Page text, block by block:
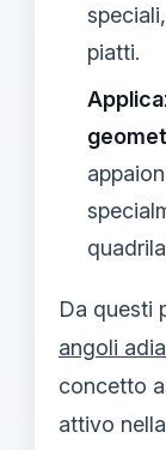
piatti.
Da questi
angoli
concetto
attivo